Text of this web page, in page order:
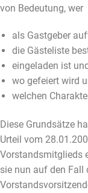
von Bedeutung, wer
als Gastgeber
die Gästeliste
eingeladen ist
wo gefeiert wird
welchen
Diese Grundsätze
Urteil vom
Vorstandsmitglieds
sie nun auf den Fall